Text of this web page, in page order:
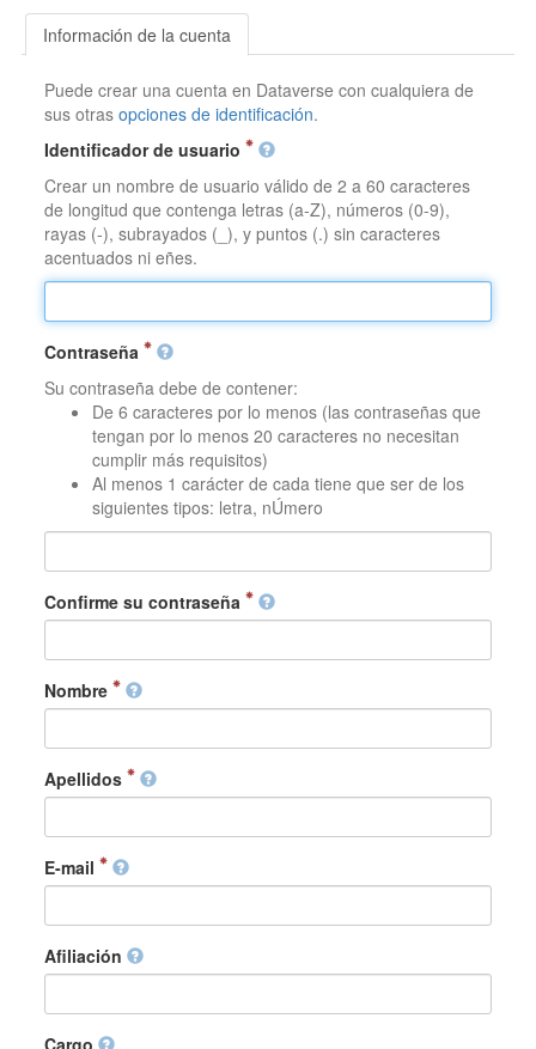
Información de la cuenta
Puede crear una cuenta en Dataverse con cualquiera de
sus otrasopciones de identificación.
Identificador de usuario
Crear un nombre de usuario válido de 2 a 60 caracteres
de longitud que contenga letras (a-Z), números (0-9),
rayas (-), subrayados (_), y puntos (.) sin caracteres
acentuados ni eñes.
Contraseña
Su contraseña debe de contener:
De 6 caracteres por lo menos (las contraseñas que
tengan por lo menos 20 caracteres no necesitan
cumplir más requisitos)
Al menos 1 carácter de cada tiene que ser de los
siguientes tipos: letra, nÚmero
Confirme su contraseña
Nombre
Apellidos
E-mail
Afiliación
Cargo